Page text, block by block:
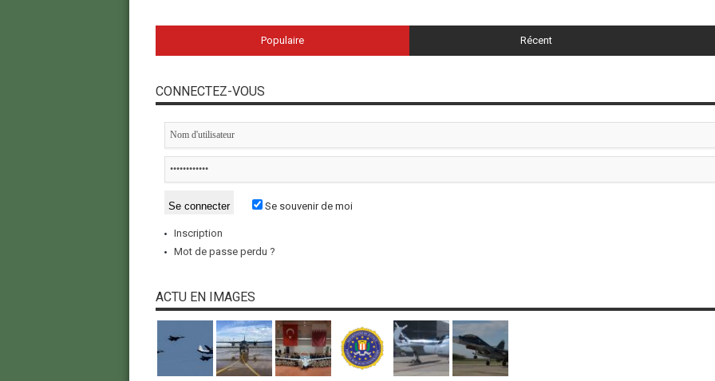
Populaire Récent
CONNECTEZ-VOUS
Se souvenir de moi
Inscription
Mot de passe perdu ?
ACTU EN IMAGES